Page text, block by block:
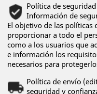
Política de
Información de
El objetivo de las políticas
proporcionar a todo el
como a los usuarios que
e información los
necesarios para
Política de envío
seguridad y